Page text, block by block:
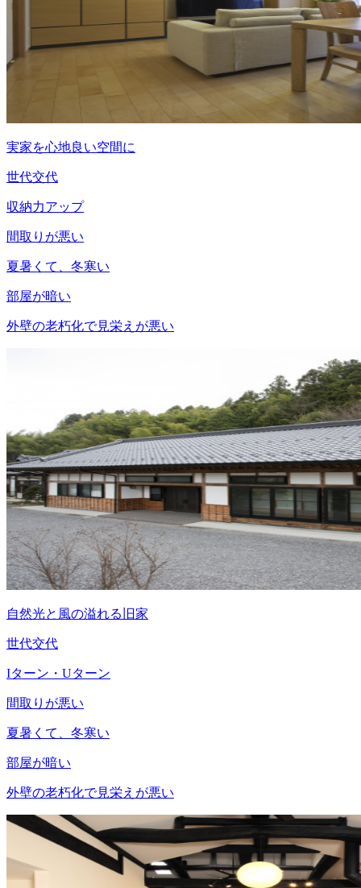
実家を心地良い空間に
世代交代
収納力アップ
間取りが悪い
夏暑くて、冬寒い
部屋が暗い
外壁の老朽化で見栄えが悪い
自然光と風の溢れる旧家
世代交代
Iターン・Uターン
間取りが悪い
夏暑くて、冬寒い
部屋が暗い
外壁の老朽化で見栄えが悪い